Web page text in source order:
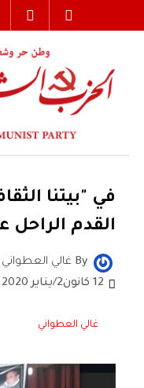
في "بيتنا
القدم الراحل
By غالي العطواني
12 كانون2/يناير 2020
غالي العطواني